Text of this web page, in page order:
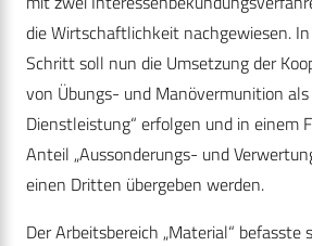
die Wirtschaftlichkeit nachgewiesen.
Schritt soll nun die Umsetzung der
von Übungs- und Manövermunition als
Dienstleistung“ erfolgen und in einem
Anteil „Aussonderungs- und
einen Dritten übergeben werden.
Der Arbeitsbereich „Material“ befasste